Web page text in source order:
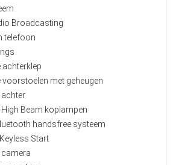
Broadcasting
telefoon
achterklep
voorstoelen met geheugen
achter
High Beam koplampen
handsfree systeem
Start